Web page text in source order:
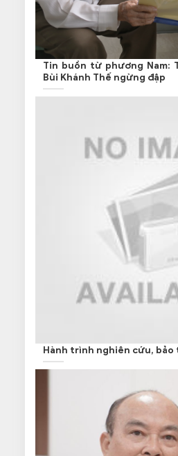
Tin buồn từ phương Nam:
Bùi Khánh Thế ngừng đập
Hành trình nghiên cứu, bảo